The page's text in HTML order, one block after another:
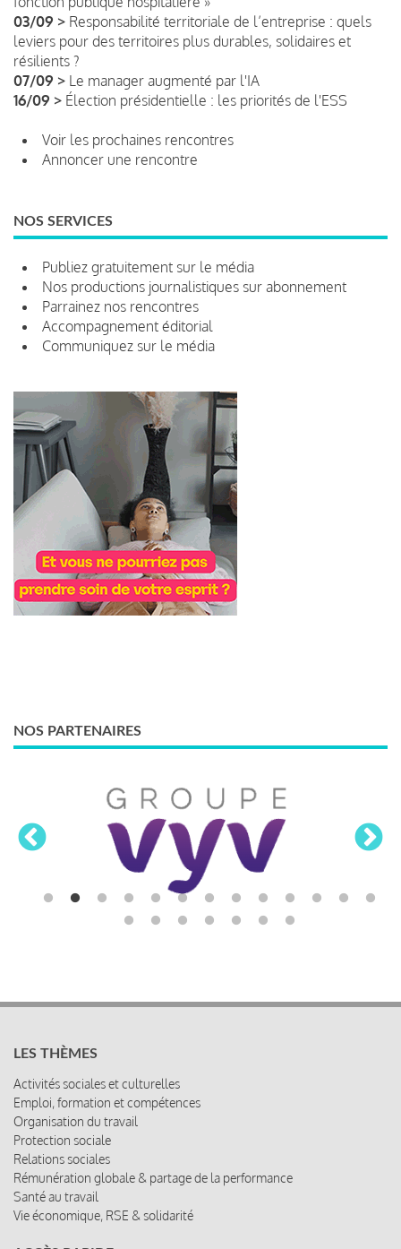
03/09 > Responsabilité territoriale de l’entreprise : quels
leviers pour des territoires plus durables, solidaires et
résilients ?
07/09 > Le manager augmenté par l'IA
16/09 > Élection présidentielle : les priorités de l'ESS
Voir les prochaines rencontres
Annoncer une rencontre
NOS SERVICES
Publiez gratuitement sur le média
Nos productions journalistiques sur abonnement
Parrainez nos rencontres
Accompagnement éditorial
Communiquez sur le média
NOS PARTENAIRES
LES THÈMES
Activités sociales et culturelles
Emploi, formation et compétences
Organisation du travail
Protection sociale
Relations sociales
Rémunération globale & partage de la performance
Santé au travail
Vie économique, RSE & solidarité